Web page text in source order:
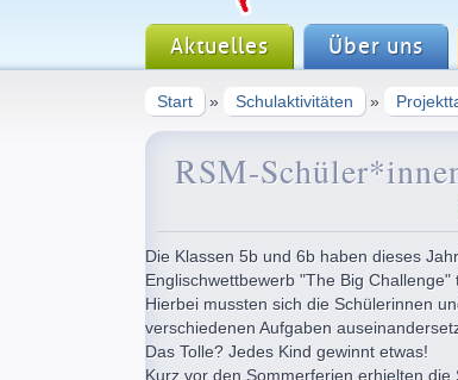
Aktuelles Über uns
Start » Schulaktivitäten »
RSM-
Die Klassen 5b und 6b haben dieses
Englischwettbewerb "The Big Challenge"
Hierbei mussten sich die Schülerinnen
verschiedenen Aufgaben
Das Tolle? Jedes Kind gewinnt etwas!
Kurz vor den Sommerferien erhielten